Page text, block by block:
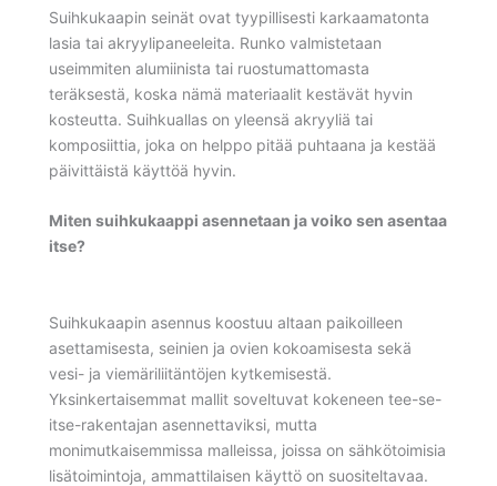
Suihkukaapin seinät ovat tyypillisesti karkaamatonta
lasia tai akryylipaneeleita. Runko valmistetaan
useimmiten alumiinista tai ruostumattomasta
teräksestä, koska nämä materiaalit kestävät hyvin
kosteutta. Suihkuallas on yleensä akryyliä tai
komposiittia, joka on helppo pitää puhtaana ja kestää
päivittäistä käyttöä hyvin.
Miten suihkukaappi asennetaan ja voiko sen asentaa
itse?
Suihkukaapin asennus koostuu altaan paikoilleen
asettamisesta, seinien ja ovien kokoamisesta sekä
vesi- ja viemäriliitäntöjen kytkemisestä.
Yksinkertaisemmat mallit soveltuvat kokeneen tee-se-
itse-rakentajan asennettaviksi, mutta
monimutkaisemmissa malleissa, joissa on sähkötoimisia
lisätoimintoja, ammattilaisen käyttö on suositeltavaa.